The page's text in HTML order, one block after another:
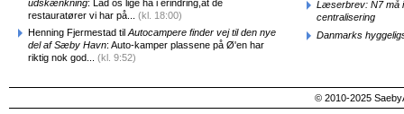
udskænkning: Lad os lige ha i erindring,at de
restauratører vi har på... (kl. 18:00)
Henning Fjermestad til Autocampere finder vej til den nye
del af Sæby Havn: Auto-kamper plassene på Ø'en har
riktig nok god... (kl. 9:52)
Læserbrev: N7 må
centralisering
Danmarks
© 2010-2025